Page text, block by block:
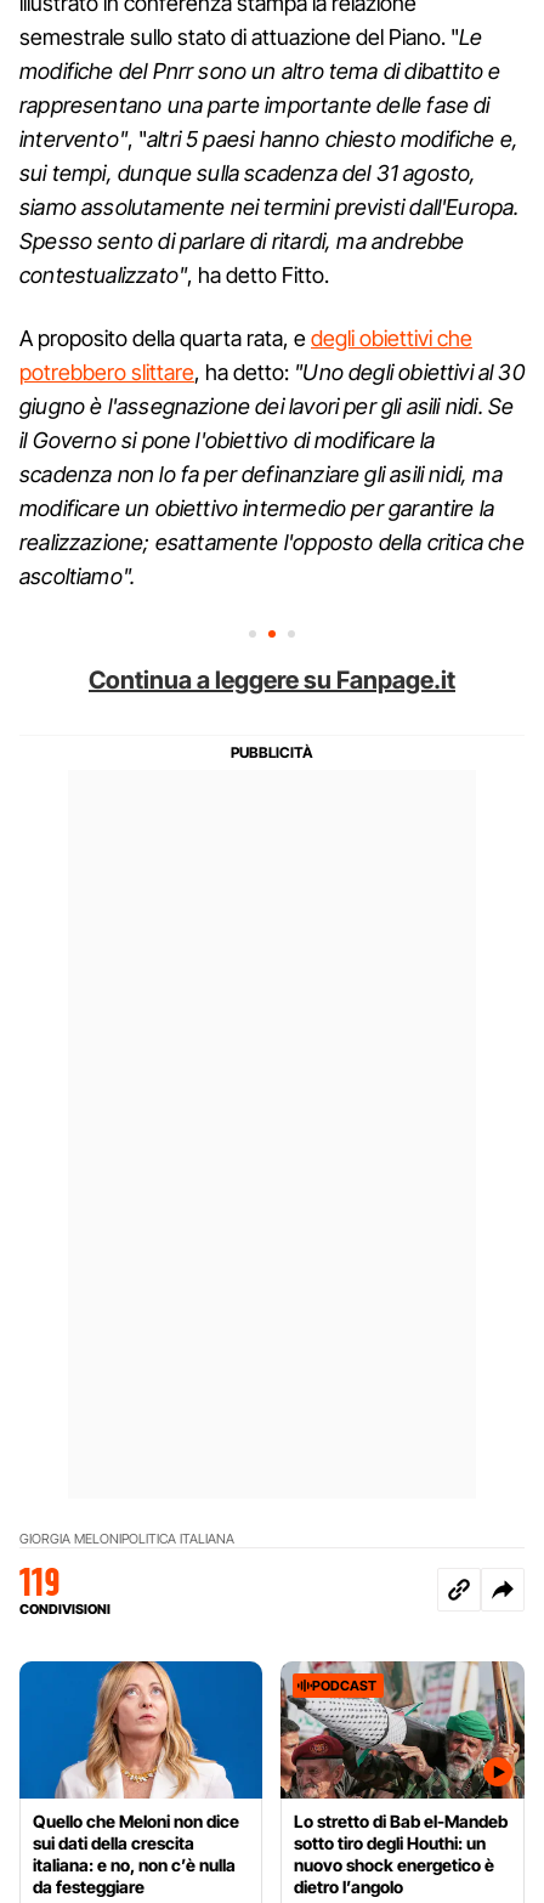
semestrale sullo stato di attuazione del Piano. "Le
modifiche del Pnrr sono un altro tema di dibattito e
rappresentano una parte importante delle fase di
intervento", "altri 5 paesi hanno chiesto modifiche e,
sui tempi, dunque sulla scadenza del 31 agosto,
siamo assolutamente nei termini previsti dall'Europa.
Spesso sento di parlare di ritardi, ma andrebbe
contestualizzato", ha detto Fitto.
A proposito della quarta rata, edegli obiettivi che
potrebbero slittare, ha detto: "Uno degli obiettivi al 30
giugno è l'assegnazione dei lavori per gli asili nidi. Se
il Governo si pone l'obiettivo di modificare la
scadenza non lo fa per definanziare gli asili nidi, ma
modificare un obiettivo intermedio per garantire la
realizzazione; esattamente l'opposto della critica che
ascoltiamo".
Continua a leggere su Fanpage.it
GIORGIA MELONIPOLITICA ITALIANA
119
CONDIVISIONI
Quello che Meloni non dice
sui dati della crescita
italiana: e no, non c’è nulla
da festeggiare
PODCAST
Lo stretto di Bab el-Mandeb
sotto tiro degli Houthi: un
nuovo shock energetico è
dietro l’angolo